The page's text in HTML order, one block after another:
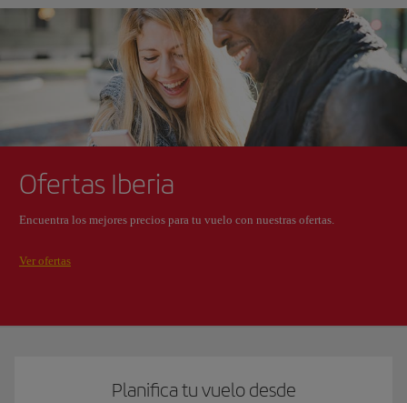
Ofertas Iberia
Encuentra los mejores precios para tu vuelo con nuestras ofertas.
Ver ofertas
Planifica tu vuelo desde